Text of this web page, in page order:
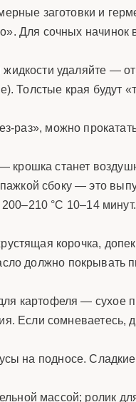
заготовки и
Для сочных
удаляйте —
Толстые края будут
раз», можно
крошка станет
сбоку — это
°C 10–14
корочка,
должно
картофеля —
Если сомневаетесь,
на подносе.
массой; ролик